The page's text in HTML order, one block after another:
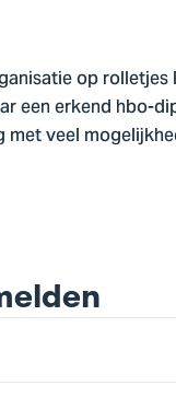
op
een erkend hbo-
veel